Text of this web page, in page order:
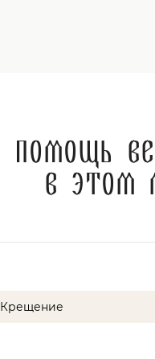
Помощь
в этом
Крещение